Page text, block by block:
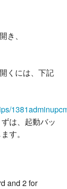
き、
くには、下記
は、起動バッ
す。
and 2 for